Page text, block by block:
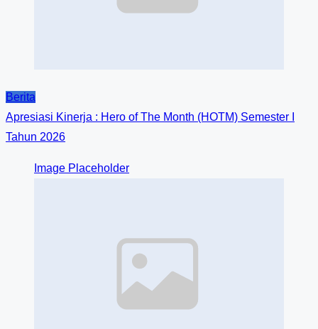
Berita
Apresiasi Kinerja : Hero of The Month (HOTM) Semester I
Tahun 2026
Image Placeholder